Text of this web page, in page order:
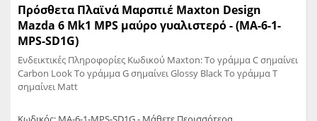
Πρόσθετα Πλαϊνά Μαρσπιέ Maxton Design
Mazda 6 Mk1 MPS μαύρο γυαλιστερό - (MA-6-1-
MPS-SD1G)
Ενδεικτικές Πληροφορίες Κωδικού Maxton: Το γράμμα C σημαίνει
Carbon Look Το γράμμα G σημαίνει Glossy Black Το γράμμα T
σημαίνει Matt